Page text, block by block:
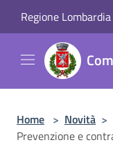
Regione Lombardia
Home > Novità >
Prevenzione e